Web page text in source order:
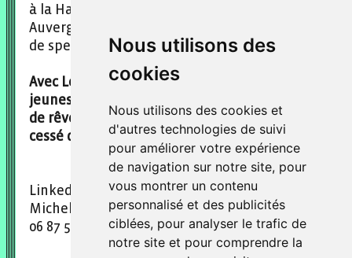
Nous utilisons des
cookies
Nous utilisons des cookies et
d'autres technologies de suivi
pour améliorer votre expérience
de navigation sur notre site, pour
vous montrer un contenu
personnalisé et des publicités
ciblées, pour analyser le trafic de
notre site et pour comprendre la
à la Hague et « Terre de Géants » en
Auvergne, qui ont déjà attiré près d’un million
de spectateurs.
Avec Les Bricolorêves, il devient enfin auteur
jeunesse, il boucle la boucle entre le passeur
de rêves et l’enfant rêveur qu’il n’a jamais
cessé d’être !
Linkedin et facebook : Michel Cammeo
Michel.cammeo@gmail.com
06 87 54 73 90